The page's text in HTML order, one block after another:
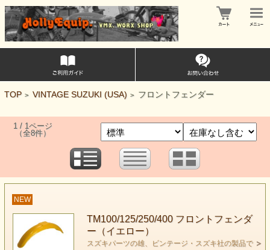
TOP > VINTAGE SUZUKI (USA) > フロントフェンダー
1 / 1ページ
（全8件）
NEW
TM100/125/250/400 フロントフェンダ
ー（イエロー）
スズキパーツの雄、ビンテージ・スズキ社の製品で